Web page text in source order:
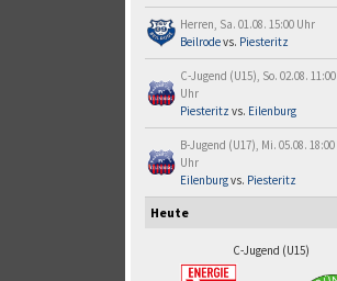
Herren, Sa. 01.08. 15:00 Uhr
Beilrodevs. Piesteritz
C-Jugend (U15), So. 02.08. 11:00
Uhr
Piesteritz vs. Eilenburg
B-Jugend (U17), Mi. 05.08. 18:00
Uhr
Eilenburgvs. Piesteritz
Heute
C-Jugend (U15)